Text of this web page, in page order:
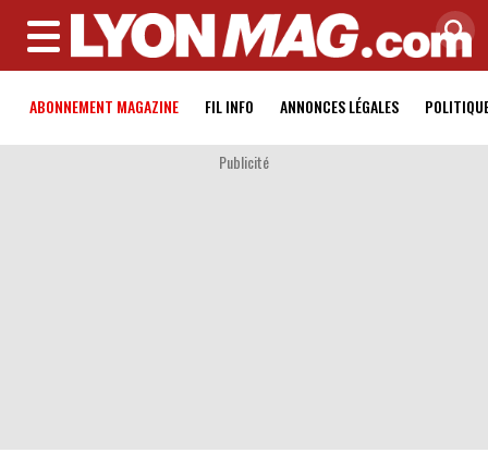
MENU
ABONNEMENT MAGAZINE FIL INFO ANNONCES LÉGALES
Publicité